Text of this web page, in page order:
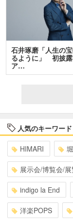
石井琢磨「人生の
るように」 初披露
ア…
人気のキーワード
HIMARI
展示会/博覧会/
indigo la End
洋楽POPS